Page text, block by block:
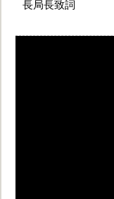
長局長致詞